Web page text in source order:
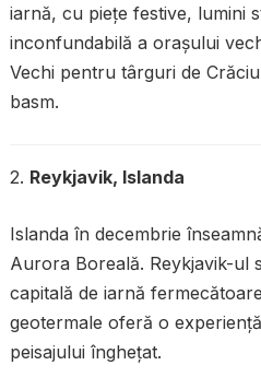
iarnă, cu piețe festive, lumini
inconfundabilă a orașului
Vechi pentru târguri de
basm.
2. Reykjavik, Islanda
Islanda în decembrie
Aurora Boreală. Reykjavik-ul
capitală de iarnă
geotermale oferă o
peisajului înghețat.